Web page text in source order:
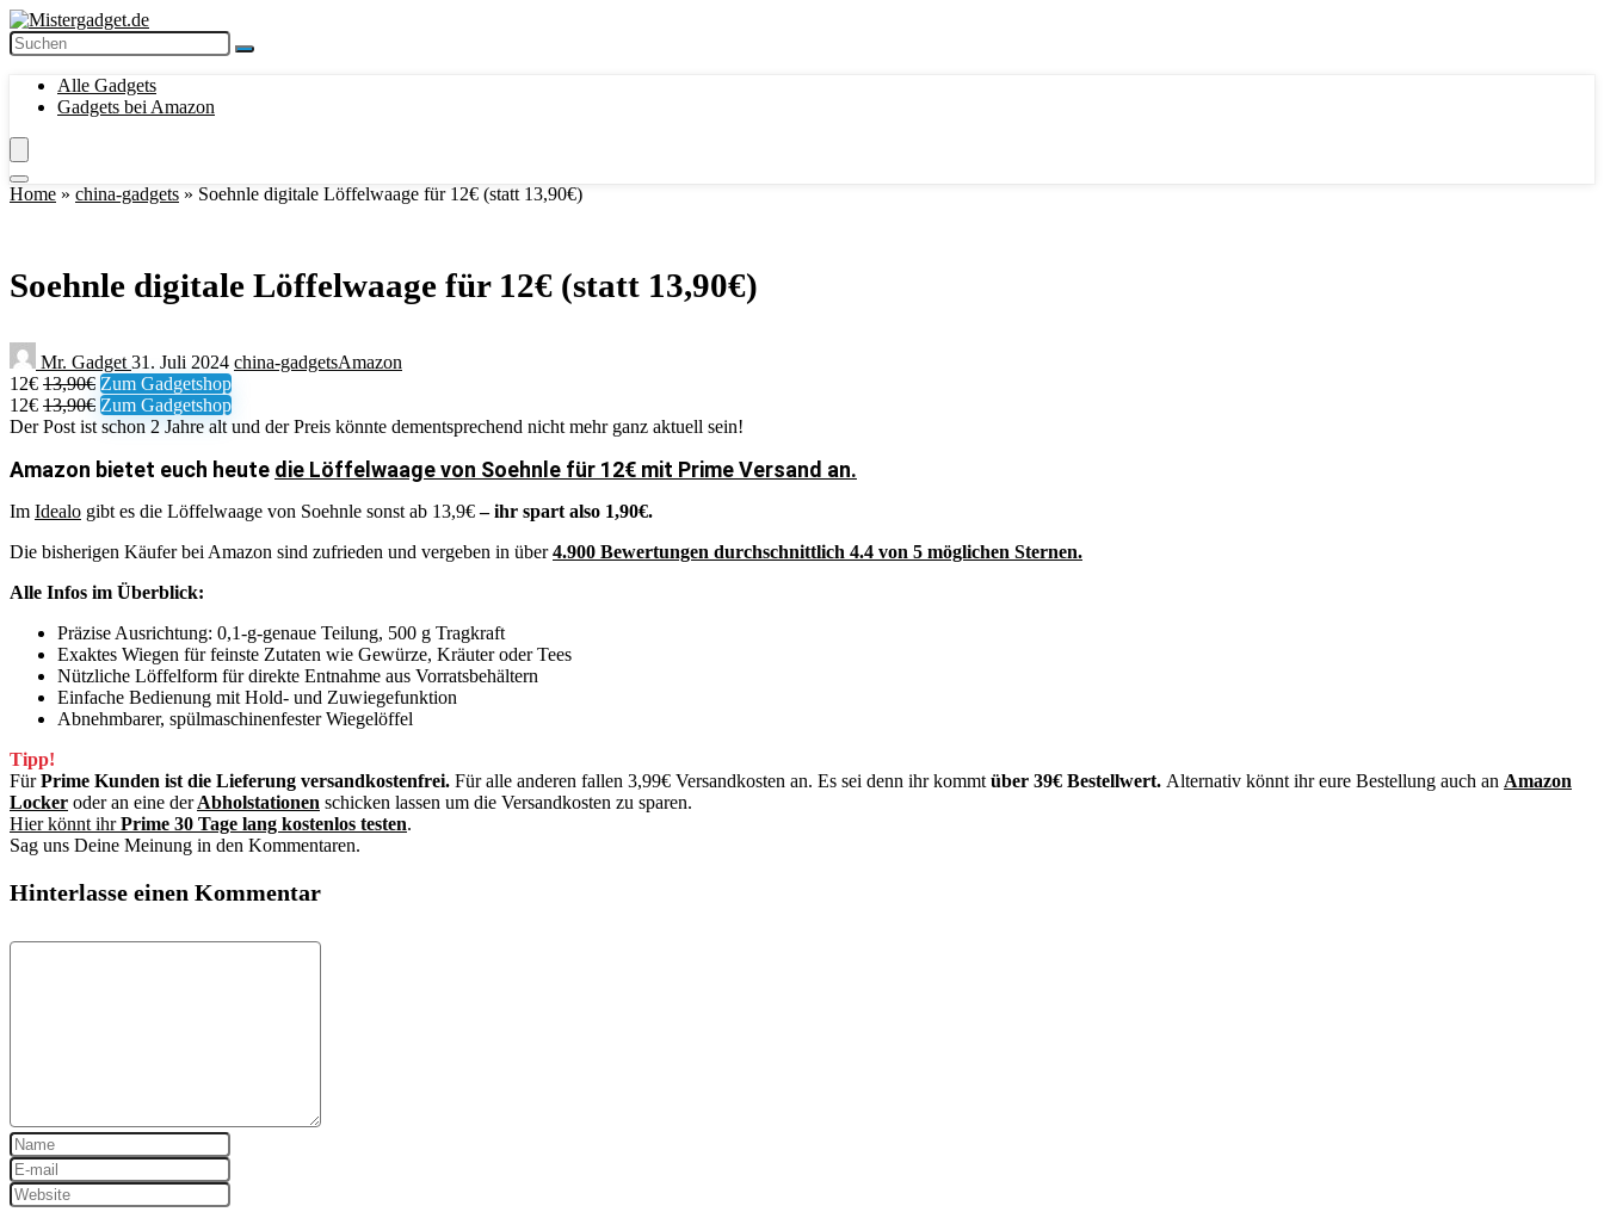
Alle Gadgets
Gadgets bei Amazon
Home » china-gadgets » Soehnle digitale Löffelwaage für 12€ (statt 13,90€)
Soehnle digitale Löffelwaage für 12€ (statt 13,90€)
Mr. Gadget 31. Juli 2024 china-gadgetsAmazon
12€ 13,90€ Zum Gadgetshop
12€ 13,90€ Zum Gadgetshop
Der Post ist schon 2 Jahre alt und der Preis könnte dementsprechend nicht mehr ganz aktuell sein!
Amazon bietet euch heute die Löffelwaage von Soehnle für 12€ mit Prime Versand an.
Im Idealo gibt es die Löffelwaage von Soehnle sonst ab 13,9€– ihr spart also 1,90€.
Die bisherigen Käufer bei Amazon sind zufrieden und vergeben in über4.900 Bewertungen durchschnittlich 4.4 von 5 möglichen Sternen.
Alle Infos im Überblick:
Präzise Ausrichtung: 0,1-g-genaue Teilung, 500 g Tragkraft
Exaktes Wiegen für feinste Zutaten wie Gewürze, Kräuter oder Tees
Nützliche Löffelform für direkte Entnahme aus Vorratsbehältern
Einfache Bedienung mit Hold- und Zuwiegefunktion
Abnehmbarer, spülmaschinenfester Wiegelöffel
Tipp!
FürPrime Kunden ist die Lieferung versandkostenfrei. Für alle anderen fallen 3,99€ Versandkosten an. Es sei denn ihr kommt über 39€ Bestellwert. Alternativ könnt ihr eure Bestellung auch an Amazon
Locker oder an eine der Abholstationen schicken lassen um die Versandkosten zu sparen.
Hier könnt ihrPrime 30 Tage lang kostenlos testen.
Sag uns Deine Meinung in den Kommentaren.
Hinterlasse einen Kommentar